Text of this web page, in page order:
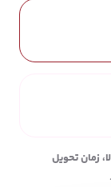
زمان تحویل